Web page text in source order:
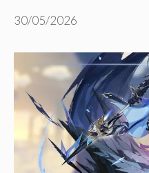
30/05/2026